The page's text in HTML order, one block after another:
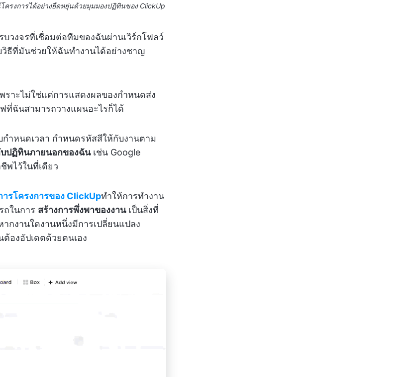
รงการได้อย่างยืดหยุ่นด้วยมุมมองปฏิทินของ ClickUp
วงจรที่เชื่อมต่อทีมของฉันผ่านเวิร์กโฟลว์
ธีที่มันช่วยให้ฉันทำงานได้อย่างชาญ
ราะไม่ใช่แค่การแสดงผลของกำหนดส่ง
ที่ฉันสามารถวางแผนอะไรก็ได้
ำหนดเวลา กำหนดรหัสสีให้กับงานตาม
ปฏิทินภายนอกของฉันเช่น Google
พไว้ในที่เดียว
ารโครงการของ ClickUpทำให้การทำงาน
ถในการ สร้างการพึ่งพาของงานเป็นสิ่งที่
กงานใดงานหนึ่งมีการเปลี่ยนแปลง
องอัปเดตด้วยตนเอง